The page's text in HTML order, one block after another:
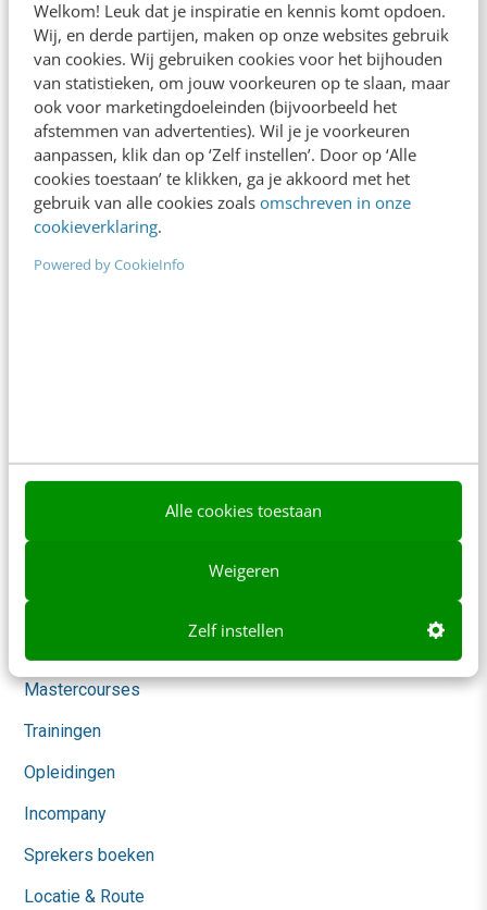
Welkom! Leuk dat je inspiratie en kennis komt opdoen.
Wij, en derde partijen, maken op onze websites gebruik
van cookies. Wij gebruiken cookies voor het bijhouden
van statistieken, om jouw voorkeuren op te slaan, maar
ook voor marketingdoeleinden (bijvoorbeeld het
afstemmen van advertenties). Wil je je voorkeuren
aanpassen, klik dan op ‘Zelf instellen’. Door op ‘Alle
cookies toestaan’ te klikken, ga je akkoord met het
gebruik van alle cookies zoals omschreven in onze
cookieverklaring.
Powered by CookieInfo
Alle cookies toestaan
Weigeren
Zelf instellen
Nieuwsbrieven
Over ons
Ons team
Werken bij
Whitepapers
Blog
Social
Themanieuwsbrieven
Academy
Mastercourses
Trainingen
Opleidingen
Incompany
Sprekers boeken
Locatie & Route